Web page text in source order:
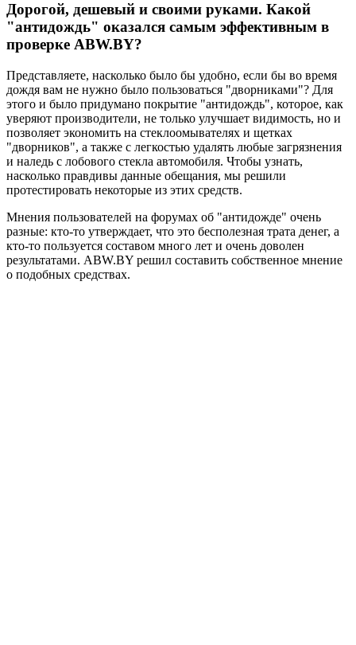
Дорогой, дешевый и своими руками. Какой
"антидождь" оказался самым эффективным в
проверке ABW.BY?
Представляете, насколько было бы удобно, если бы во время
дождя вам не нужно было пользоваться "дворниками"? Для
этого и было придумано покрытие "антидождь", которое, как
уверяют производители, не только улучшает видимость, но и
позволяет экономить на стеклоомывателях и щетках
"дворников", а также с легкостью удалять любые загрязнения
и наледь с лобового стекла автомобиля. Чтобы узнать,
насколько правдивы данные обещания, мы решили
протестировать некоторые из этих средств.
Мнения пользователей на форумах об "антидожде" очень
разные: кто-то утверждает, что это бесполезная трата денег, а
кто-то пользуется составом много лет и очень доволен
результатами. ABW.BY решил составить собственное мнение
о подобных средствах.